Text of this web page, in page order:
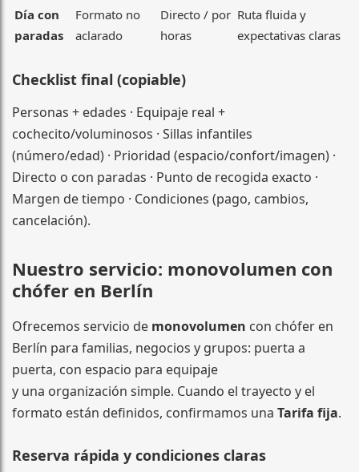
Día con
paradas
Formato no
aclarado
Directo / por
horas
Ruta fluida y
expectativas claras
Checklist final (copiable)
Personas + edades · Equipaje real +
cochecito/voluminosos · Sillas infantiles
(número/edad) · Prioridad (espacio/confort/imagen) ·
Directo o con paradas · Punto de recogida exacto ·
Margen de tiempo · Condiciones (pago, cambios,
cancelación).
Nuestro servicio: monovolumen con
chófer en Berlín
Ofrecemos servicio de monovolumen con chófer en
Berlín para familias, negocios y grupos: puerta a
puerta, con espacio para equipaje
y una organización simple. Cuando el trayecto y el
formato están definidos, confirmamos una Tarifa fija.
Reserva rápida y condiciones claras